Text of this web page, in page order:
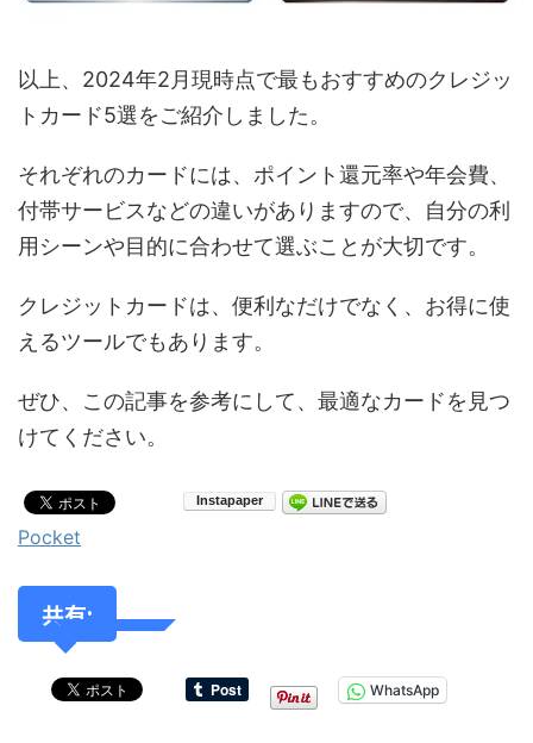
以上、2024年2月現時点で最もおすすめのクレジッ
トカード5選をご紹介しました。
それぞれのカードには、ポイント還元率や年会費、
付帯サービスなどの違いがありますので、自分の利
用シーンや目的に合わせて選ぶことが大切です。
クレジットカードは、便利なだけでなく、お得に使
えるツールでもあります。
ぜひ、この記事を参考にして、最適なカードを見つ
けてください。
Pocket
共有:
WhatsApp